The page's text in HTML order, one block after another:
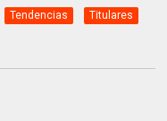
Tendencias Titulares